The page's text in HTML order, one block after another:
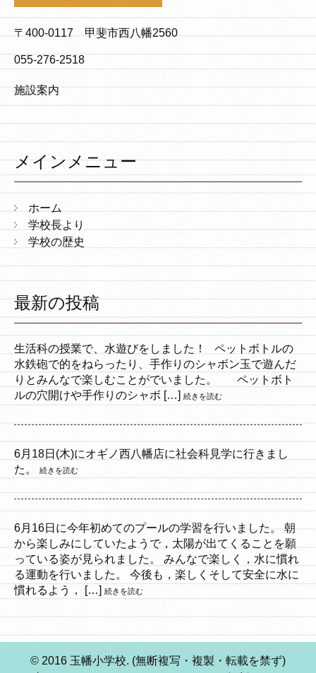
〒400-0117 甲斐市西八幡2560
055-276-2518
施設案内
メインメニュー
ホーム
学校長より
学校の歴史
最新の投稿
生活科の授業で、水遊びをしました！ ペットボトルの
水鉄砲で的をねらったり、手作りのシャボン玉で遊んだ
りとみんなで楽しむことがでいました。 ペットボト
ルの穴開けや手作りのシャボ […] 続きを読む
6月18日(木)にオギノ西八幡店に社会科見学に行きまし
た。
続きを読む
6月16日に今年初めてのプールの学習を行いました。 朝
から楽しみにしていたようで，太陽が出てくることを願
っている姿が見られました。 みんなで楽しく，水に慣れ
る運動を行いました。 今後も，楽しくそして安全に水に
慣れるよう， […] 続きを読む
© 2016 玉幡小学校. (無断複写・複製・転載を禁ず)